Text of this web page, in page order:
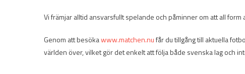
Vi främjar alltid ansvarsfullt spelande och påminner om att all
Genom att besökawww.matchen.nufår du tillgång till aktuella
världen över, vilket gör det enkelt att följa både svenska lag och